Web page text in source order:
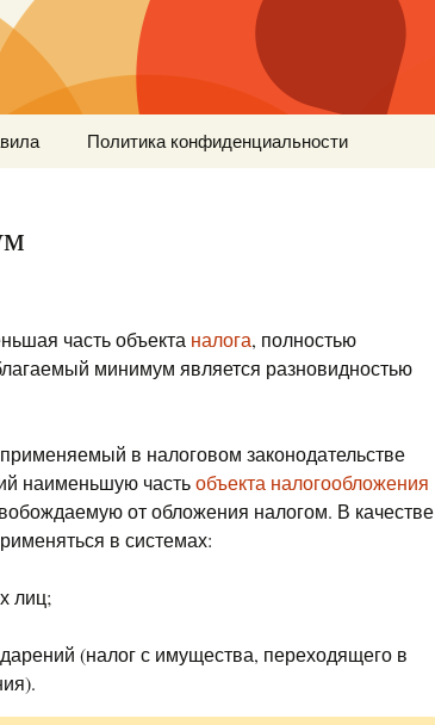
Политика конфиденциальности
часть объекта налога, полностью
минимум является разновидностью
в налоговом законодательстве
наименьшую частьобъекта налогообложения
от обложения налогом. В качестве
в системах:
лиц;
(налог с имущества, переходящего в